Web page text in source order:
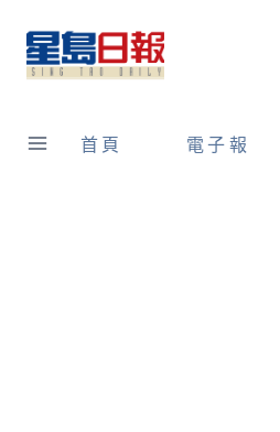
content
首頁 電子報